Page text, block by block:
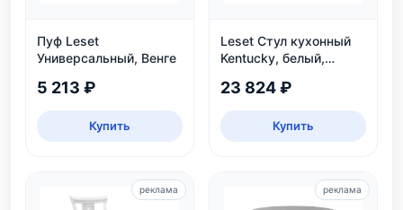
Пуф Leset
Универсальный, Венге
5 213 ₽
Купить
Leset Стул кухонный
Kentucky, белый,
23 824 ₽
Купить
реклама реклама